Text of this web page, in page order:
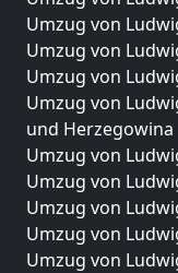
Umzug von
Umzug von
Umzug von
Umzug von
und Herzegowina
Umzug von
Umzug von
Umzug von
Umzug von
Umzug von